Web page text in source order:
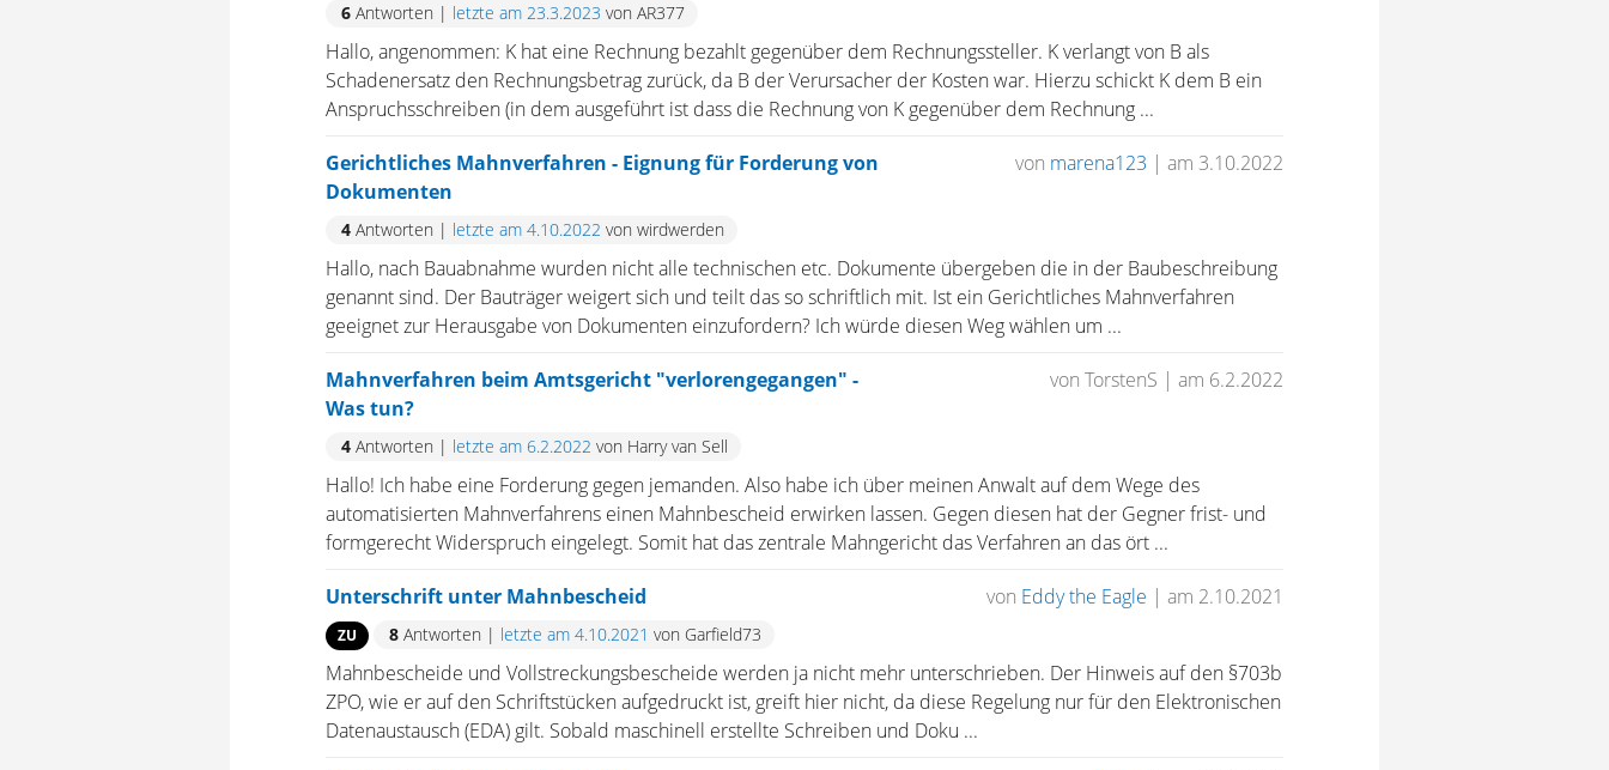
6 Antworten | letzte am 23.3.2023 von AR377
Hallo, angenommen: K hat eine Rechnung bezahlt gegenüber dem Rechnungssteller. K verlangt von B als
Schadenersatz den Rechnungsbetrag zurück, da B der Verursacher der Kosten war. Hierzu schickt K dem B ein
Anspruchsschreiben (in dem ausgeführt ist dass die Rechnung von K gegenüber dem Rechnung ...
Gerichtliches Mahnverfahren - Eignung für Forderung von
Dokumenten
von marena123 | am 3.10.2022
4 Antworten | letzte am 4.10.2022 von wirdwerden
Hallo, nach Bauabnahme wurden nicht alle technischen etc. Dokumente übergeben die in der Baubeschreibung
genannt sind. Der Bauträger weigert sich und teilt das so schriftlich mit. Ist ein Gerichtliches Mahnverfahren
geeignet zur Herausgabe von Dokumenten einzufordern? Ich würde diesen Weg wählen um ...
Mahnverfahren beim Amtsgericht "verlorengegangen" -
Was tun?
von TorstenS | am 6.2.2022
4 Antworten | letzte am 6.2.2022 von Harry van Sell
Hallo! Ich habe eine Forderung gegen jemanden. Also habe ich über meinen Anwalt auf dem Wege des
automatisierten Mahnverfahrens einen Mahnbescheid erwirken lassen. Gegen diesen hat der Gegner frist- und
formgerecht Widerspruch eingelegt. Somit hat das zentrale Mahngericht das Verfahren an das ört ...
Unterschrift unter Mahnbescheid von Eddy the Eagle | am 2.10.2021
ZU 8 Antworten | letzte am 4.10.2021 von Garfield73
Mahnbescheide und Vollstreckungsbescheide werden ja nicht mehr unterschrieben. Der Hinweis auf den §703b
ZPO, wie er auf den Schriftstücken aufgedruckt ist, greift hier nicht, da diese Regelung nur für den Elektronischen
Datenaustausch (EDA) gilt. Sobald maschinell erstellte Schreiben und Doku ...